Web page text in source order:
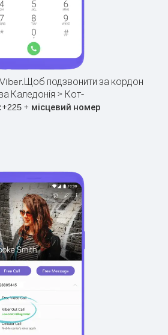
Щоб подзвонити за кордон
Каледонія > Кот-
+225 + місцевий номер